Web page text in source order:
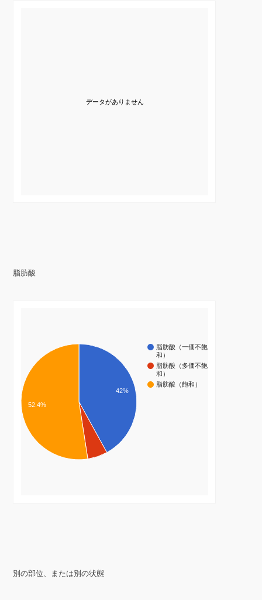
データがありません
脂肪酸
脂肪酸（一価不飽
和）
脂肪酸（多価不飽
和）
脂肪酸（飽和）
42%
52.4%
別の部位、または別の状態